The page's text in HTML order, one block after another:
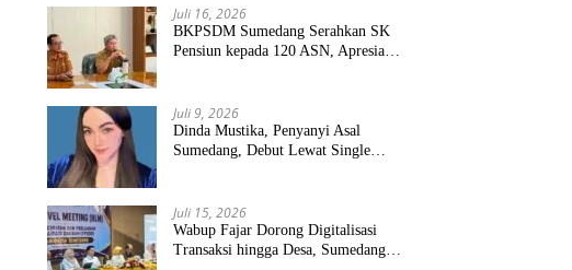
Juli 16, 2026
BKPSDM Sumedang Serahkan SK
Pensiun kepada 120 ASN, Apresiasi
Juli 9, 2026
Dinda Mustika, Penyanyi Asal
Sumedang, Debut Lewat Single
Juli 15, 2026
Wabup Fajar Dorong Digitalisasi
Transaksi hingga Desa, Sumedang